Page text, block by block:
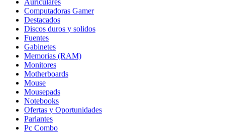
Computadoras Gamer
Destacados
Discos duros y solidos
Fuentes
Gabinetes
Memorias (RAM)
Monitores
Motherboards
Mouse
Mousepads
Notebooks
Ofertas y Oportunidades
Parlantes
Pc Combo